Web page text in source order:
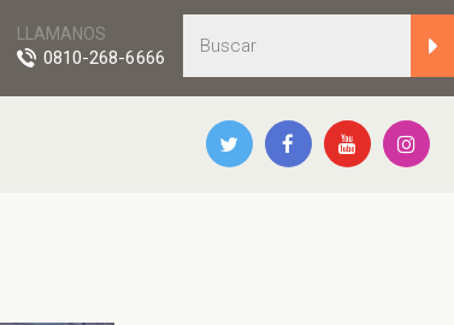
LLAMANOS
0810-268-6666